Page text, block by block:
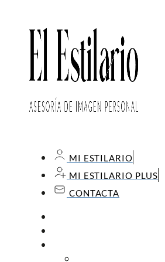
MI ESTILARIO
MI ESTILARIO PLUS
CONTACTA